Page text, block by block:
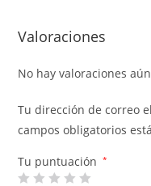
Valoraciones
No hay valoraciones
Tu dirección de correo
campos obligatorios
Tu puntuación *